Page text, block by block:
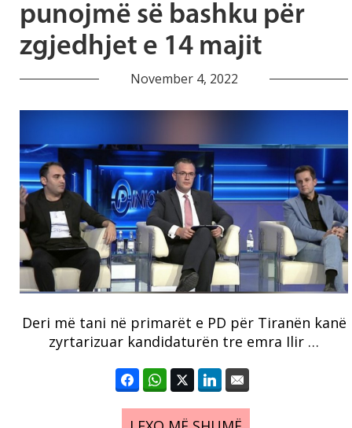
punojmë së bashku për
zgjedhjet e 14 majit
November 4, 2022
Deri më tani në primarët e PD për Tiranën kanë
zyrtarizuar kandidaturën tre emra Ilir …